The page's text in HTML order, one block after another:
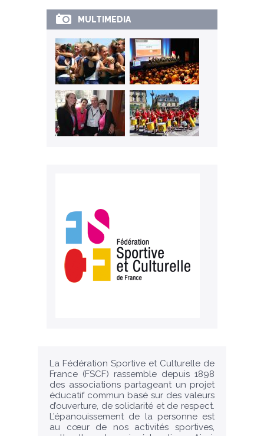
MULTIMEDIA
La Fédération Sportive et Culturelle de
France (FSCF) rassemble depuis 1898
des associations partageant un projet
éducatif commun basé sur des valeurs
d’ouverture, de solidarité et de respect.
L’épanouissement de la personne est
au cœur de nos activités sportives,